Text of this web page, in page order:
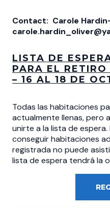
Contact: Carole
LISTA DE
PARA EL
– 16 AL 18 DE
Todas las habitaciones
actualmente llenas, pero
unirte a la lista de
conseguir habitaciones
registrada no puede
lista de espera tendrá la